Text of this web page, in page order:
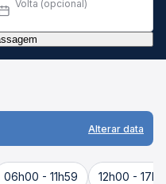
Volta (opcional)
Alterar data
06h00 - 11h59 12h00 -